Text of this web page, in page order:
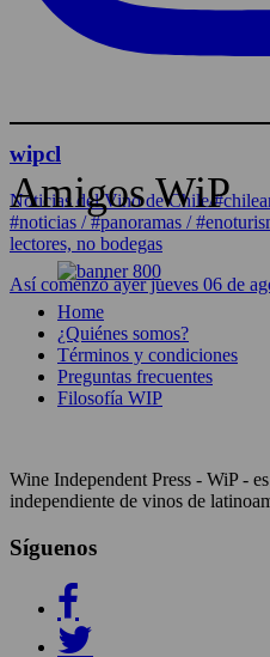
wipcl
Noticias del Vino de Chile/
#noticias / #panoramas /
lectores, no bodegas
Así comenzó ayer jueves 06 de
Amigos WiP
Home
¿Quiénes somos?
Términos y condiciones
Preguntas frecuentes
Filosofía WIP
Wine Independent Press - WiP -
independiente de vinos de
Síguenos